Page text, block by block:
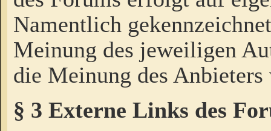
Namentlich
Meinung des jeweiligen
die Meinung des Anbieters
§ 3 Externe Links des